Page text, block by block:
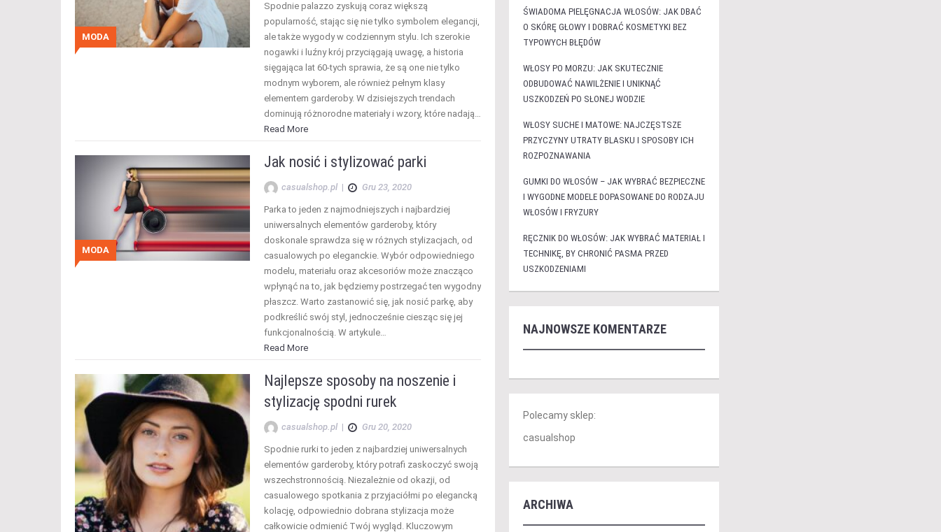
MODA
Spodnie palazzo zyskują coraz większą
popularność, stając się nie tylko symbolem elegancji,
ale także wygody w codziennym stylu. Ich szerokie
nogawki i luźny krój przyciągają uwagę, a historia
sięgająca lat 60-tych sprawia, że są one nie tylko
modnym wyborem, ale również pełnym klasy
elementem garderoby. W dzisiejszych trendach
dominują różnorodne materiały i wzory, które nadają…
Read More
MODA
Jak nosić i stylizować parki
casualshop.pl | Gru 23, 2020
Parka to jeden z najmodniejszych i najbardziej
uniwersalnych elementów garderoby, który
doskonale sprawdza się w różnych stylizacjach, od
casualowych po eleganckie. Wybór odpowiedniego
modelu, materiału oraz akcesoriów może znacząco
wpłynąć na to, jak będziemy postrzegać ten wygodny
płaszcz. Warto zastanowić się, jak nosić parkę, aby
podkreślić swój styl, jednocześnie ciesząc się jej
funkcjonalnością. W artykule…
Read More
Najlepsze sposoby na noszenie i
stylizację spodni rurek
casualshop.pl | Gru 20, 2020
Spodnie rurki to jeden z najbardziej uniwersalnych
elementów garderoby, który potrafi zaskoczyć swoją
wszechstronnością. Niezależnie od okazji, od
casualowego spotkania z przyjaciółmi po elegancką
kolację, odpowiednio dobrana stylizacja może
całkowicie odmienić Twój wygląd. Kluczowym
ŚWIADOMA PIELĘGNACJA WŁOSÓW: JAK DBAĆ
O SKÓRĘ GŁOWY I DOBRAĆ KOSMETYKI BEZ
TYPOWYCH BŁĘDÓW
WŁOSY PO MORZU: JAK SKUTECZNIE
ODBUDOWAĆ NAWILŻENIE I UNIKNĄĆ
USZKODZEŃ PO SŁONEJ WODZIE
WŁOSY SUCHE I MATOWE: NAJCZĘSTSZE
PRZYCZYNY UTRATY BLASKU I SPOSOBY ICH
ROZPOZNAWANIA
GUMKI DO WŁOSÓW – JAK WYBRAĆ BEZPIECZNE
I WYGODNE MODELE DOPASOWANE DO RODZAJU
WŁOSÓW I FRYZURY
RĘCZNIK DO WŁOSÓW: JAK WYBRAĆ MATERIAŁ I
TECHNIKĘ, BY CHRONIĆ PASMA PRZED
USZKODZENIAMI
NAJNOWSZE KOMENTARZE
Polecamy sklep:
casualshop
ARCHIWA